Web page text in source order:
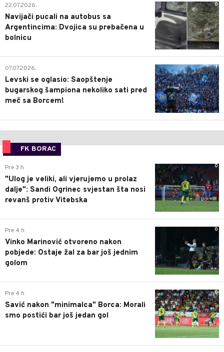
0
22.07.2026.
Navijači pucali na autobus sa
Argentincima: Dvojica su prebačena u
bolnicu
1
07.07.2026.
Levski se oglasio: Saopštenje
bugarskog šampiona nekoliko sati pred
meč sa Borcem!
FK BORAC
0
Pre 3 h
"Ulog je veliki, ali vjerujemo u prolaz
dalje": Sandi Ogrinec svjestan šta nosi
revanš protiv Vitebska
0
Pre 4 h
Vinko Marinović otvoreno nakon
pobjede: Ostaje žal za bar još jednim
golom
0
Pre 4 h
Savić nakon "minimalca" Borca: Morali
smo postići bar još jedan gol